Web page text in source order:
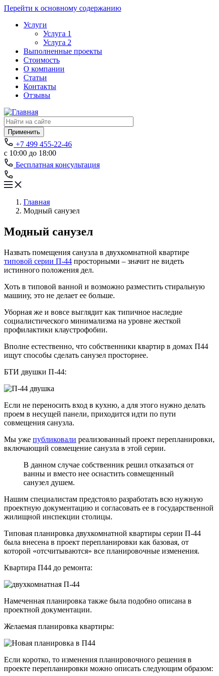
Перейти к основному содержанию
Услуги
Услуга 1
Услуга 2
Выполненные проекты
Стоимость
О компании
Статьи
Контакты
Отзывы
Применить
+7 499 455-22-46
с 10:00 до 18:00
Бесплатная консультация
Главная
Модный санузел
Модный санузел
Назвать помещения санузла в двухкомнатной квартире
типовой серии П-44 просторными – значит не видеть
истинного положения дел.
Хоть в типовой ванной и возможно разместить стиральную
машину, это не делает ее больше.
Уборная же и вовсе выглядит как типичное наследие
социалистического минимализма на уровне жесткой
профилактики клаустрофобии.
Вполне естественно, что собственники квартир в домах П44
ищут способы сделать санузел просторнее.
БТИ двушки П-44:
Если не переносить вход в кухню, а для этого нужно делать
проем в несущей панели, приходится идти по пути
совмещения санузла.
Мы уже публиковали реализованный проект перепланировки,
включающий совмещение санузла в этой серии.
В данном случае собственник решил отказаться от
ванны и вместо нее оснастить совмещенный
санузел душем.
Нашим специалистам предстояло разработать всю нужную
проектную документацию и согласовать ее в государственной
жилищной инспекции столицы.
Типовая планировка двухкомнатной квартиры серии П-44
была внесена в проект перепланировки как базовая, от
которой «отсчитываются» все планировочные изменения.
Квартира П44 до ремонта:
Намеченная планировка также была подобно описана в
проектной документации.
Желаемая планировка квартиры:
Если коротко, то изменения планировочного решения в
проекте перепланировки можно описать следующим образом: